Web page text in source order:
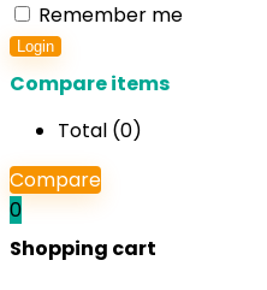
Remember me
Login
Compare items
Total (0)
Compare
0
Shopping cart